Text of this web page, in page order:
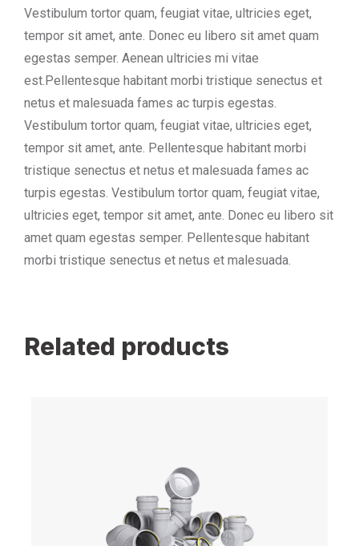
Vestibulum tortor quam, feugiat vitae, ultricies eget,
tempor sit amet, ante. Donec eu libero sit amet quam
egestas semper. Aenean ultricies mi vitae
est.Pellentesque habitant morbi tristique senectus et
netus et malesuada fames ac turpis egestas.
Vestibulum tortor quam, feugiat vitae, ultricies eget,
tempor sit amet, ante. Pellentesque habitant morbi
tristique senectus et netus et malesuada fames ac
turpis egestas. Vestibulum tortor quam, feugiat vitae,
ultricies eget, tempor sit amet, ante. Donec eu libero sit
amet quam egestas semper. Pellentesque habitant
morbi tristique senectus et netus et malesuada.
Related products